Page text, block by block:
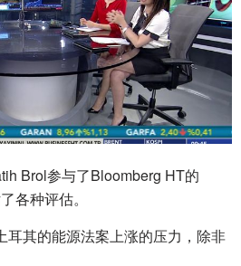
Brol参与了Bloomberg HT的
各种评估。
耳其的能源法案上涨的压力，除非